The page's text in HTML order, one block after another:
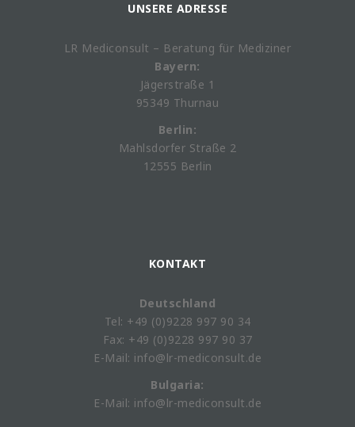
UNSERE ADRESSE
LR Mediconsult – Beratung für Mediziner
Bayern:
Jägerstraße 1
95349 Thurnau
Berlin:
Mahlsdorfer Straße 2
12555 Berlin
KONTAKT
Deutschland
Tel: +49 (0)9228 997 90 34
Fax: +49 (0)9228 997 90 37
E-Mail: info@lr-mediconsult.de
Bulgaria:
E-Mail: info@lr-mediconsult.de